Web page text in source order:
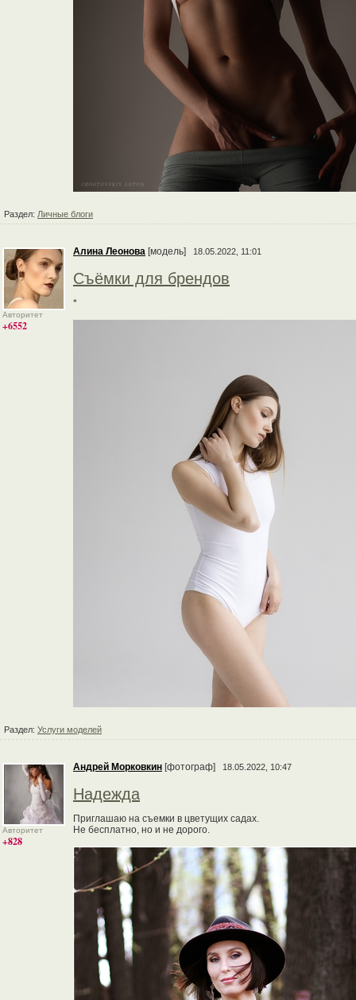
Раздел: Личные блоги
Авторитет
+6552
Алина Леонова [модель] 18.05.2022, 11:01
Съёмки для брендов
*
Раздел: Услуги моделей
Авторитет
+828
Андрей Морковкин [фотограф] 18.05.2022, 10:47
Надежда
Приглашаю на съемки в цветущих садах.
Не бесплатно, но и не дорого.